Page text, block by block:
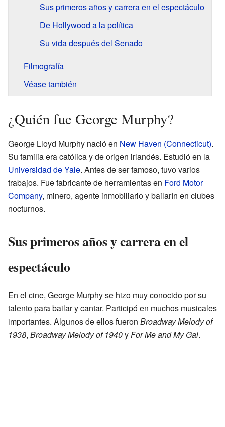
Sus primeros años y carrera en el espectáculo
De Hollywood a la política
Su vida después del Senado
Filmografía
Véase también
¿Quién fue George Murphy?
George Lloyd Murphy nació en New Haven (Connecticut).
Su familia era católica y de origen irlandés. Estudió en la
Universidad de Yale. Antes de ser famoso, tuvo varios
trabajos. Fue fabricante de herramientas en Ford Motor
Company, minero, agente inmobiliario y bailarín en clubes
nocturnos.
Sus primeros años y carrera en el
espectáculo
En el cine, George Murphy se hizo muy conocido por su
talento para bailar y cantar. Participó en muchos musicales
importantes. Algunos de ellos fueron Broadway Melody of
1938, Broadway Melody of 1940yFor Me and My Gal.